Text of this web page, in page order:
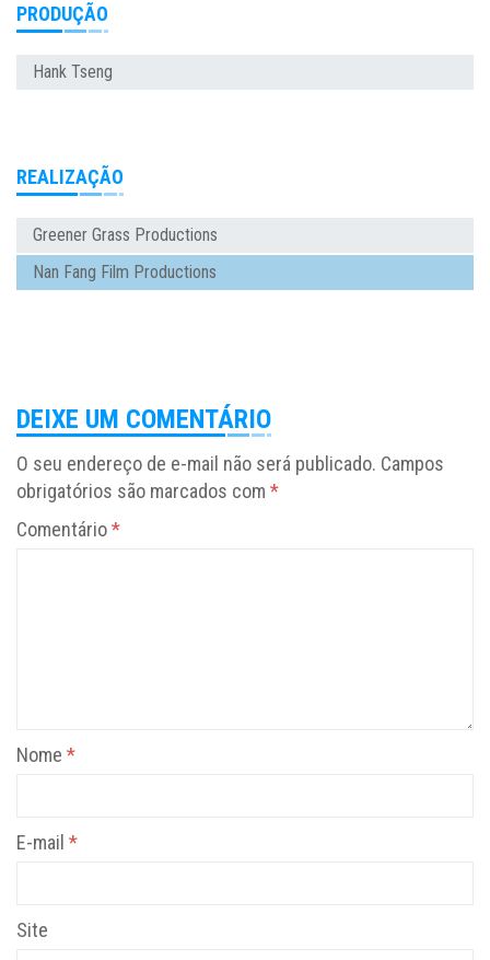
PRODUÇÃO
Hank Tseng
REALIZAÇÃO
Greener Grass Productions
Nan Fang Film Productions
DEIXE UM COMENTÁRIO
O seu endereço de e-mail não será publicado. Campos
obrigatórios são marcados com *
Comentário*
Nome *
E-mail *
Site